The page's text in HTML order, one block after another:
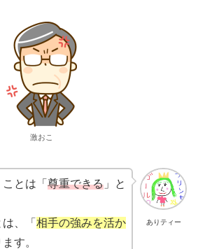
激おこ
ありティー
とは「 尊重できる 」と
、「 相手の強みを活か
す。